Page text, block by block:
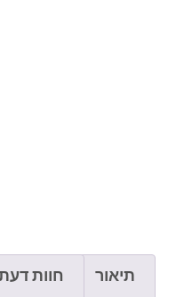
תיאור חוות דעת